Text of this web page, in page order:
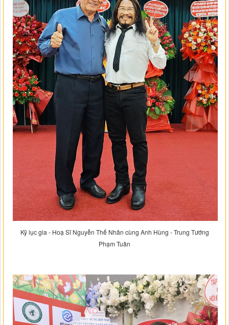
Kỹ lục gia - Hoạ Sĩ Nguyễn Thế Nhân cùng Anh Hùng - Trung Tướng
Phạm Tuân